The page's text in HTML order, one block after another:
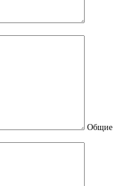
Общие